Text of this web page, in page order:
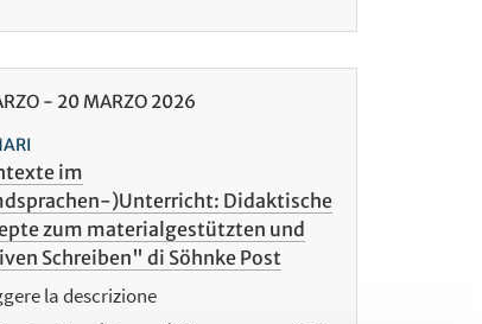
- 20 MARZO 2026
im
)Unterricht: Didaktische
zum materialgestützten und
Schreiben" di Söhnke Post
la descrizione